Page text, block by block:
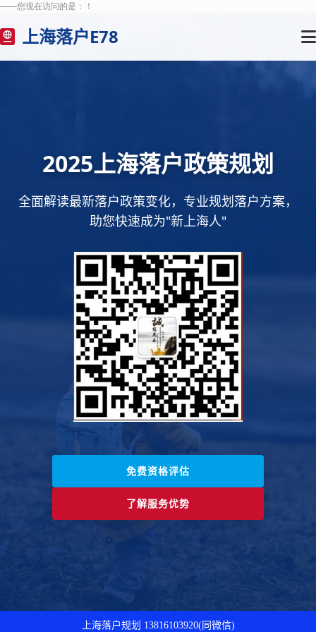
——您现在访问的是： ！